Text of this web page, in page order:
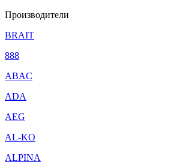
Производители
BRAIT
888
ABAC
ADA
AEG
AL-KO
ALPINA